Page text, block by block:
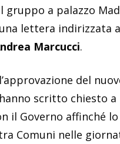
gruppo a palazzo
lettera indirizzata
Marcucci.
del
scritto chiesto a
il Governo affinché lo
Comuni nelle